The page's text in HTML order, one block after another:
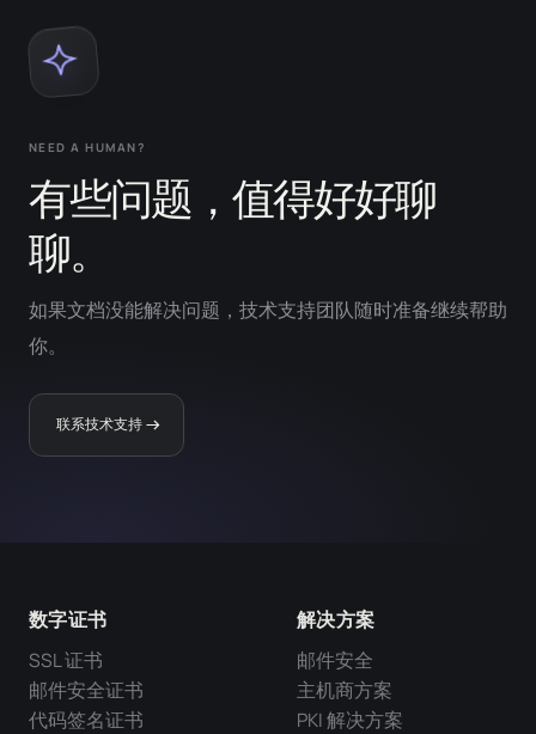
NEED A HUMAN?
有些问题，值得好好聊
聊。
如果文档没能解决问题，技术支持团队随时准备继续帮助
你。
联系技术支持
数字证书
SSL 证书
邮件安全证书
代码签名证书
解决方案
邮件安全
主机商方案
PKI 解决方案